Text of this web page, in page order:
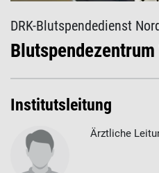
DRK-Blutspendedienst
Blutspendezentrum
Institutsleitung
Ärztliche